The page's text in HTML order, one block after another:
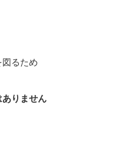
るため
ありません